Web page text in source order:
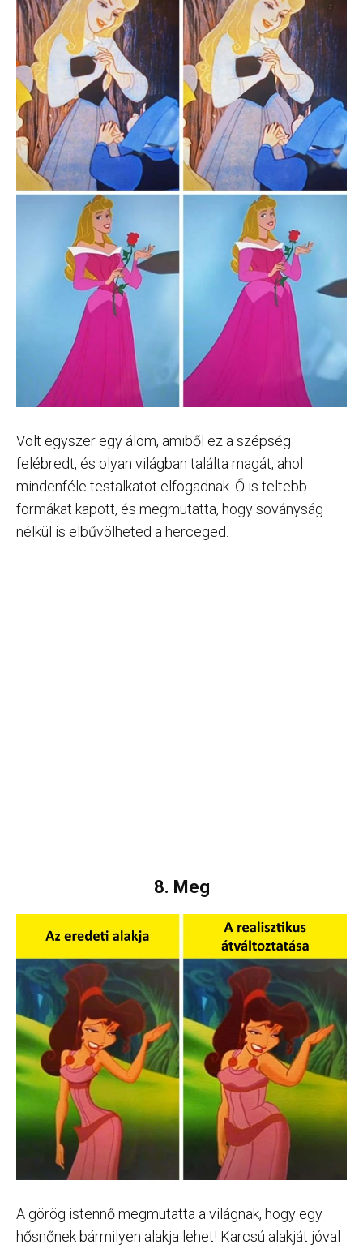
Volt egyszer egy álom, amiből ez a szépség
felébredt, és olyan világban találta magát, ahol
mindenféle testalkatot elfogadnak. Ő is teltebb
formákat kapott, és megmutatta, hogy soványság
nélkül is elbűvölheted a herceged.
8. Meg
A görög istennő megmutatta a világnak, hogy egy
hősnőnek bármilyen alakja lehet! Karcsú alakját jóval